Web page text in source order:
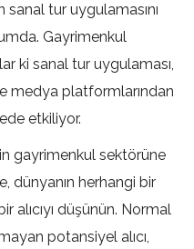
tur uygulamasını
Gayrimenkul
ki sanal tur uygulaması,
medya platformlarından
etkiliyor.
gayrimenkul sektörüne
dünyanın herhangi bir
alıcıyı düşünün. Normal
potansiyel alıcı,